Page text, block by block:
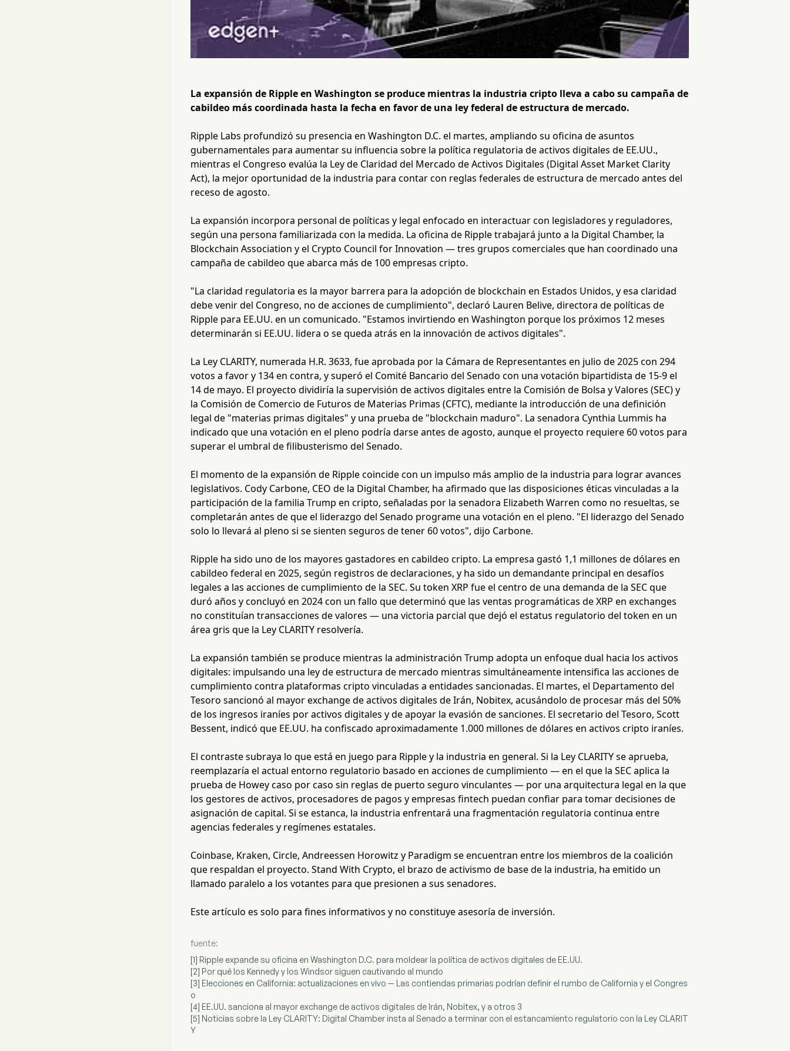
La expansión de Ripple en Washington se produce mientras la industria cripto lleva a cabo su campaña de
cabildeo más coordinada hasta la fecha en favor de una ley federal de estructura de mercado.
Ripple Labs profundizó su presencia en Washington D.C. el martes, ampliando su oficina de asuntos
gubernamentales para aumentar su influencia sobre la política regulatoria de activos digitales de EE.UU.,
mientras el Congreso evalúa la Ley de Claridad del Mercado de Activos Digitales (Digital Asset Market Clarity
Act), la mejor oportunidad de la industria para contar con reglas federales de estructura de mercado antes del
receso de agosto.
La expansión incorpora personal de políticas y legal enfocado en interactuar con legisladores y reguladores,
según una persona familiarizada con la medida. La oficina de Ripple trabajará junto a la Digital Chamber, la
Blockchain Association y el Crypto Council for Innovation — tres grupos comerciales que han coordinado una
campaña de cabildeo que abarca más de 100 empresas cripto.
"La claridad regulatoria es la mayor barrera para la adopción de blockchain en Estados Unidos, y esa claridad
debe venir del Congreso, no de acciones de cumplimiento", declaró Lauren Belive, directora de políticas de
Ripple para EE.UU. en un comunicado. "Estamos invirtiendo en Washington porque los próximos 12 meses
determinarán si EE.UU. lidera o se queda atrás en la innovación de activos digitales".
La Ley CLARITY, numerada H.R. 3633, fue aprobada por la Cámara de Representantes en julio de 2025 con 294
votos a favor y 134 en contra, y superó el Comité Bancario del Senado con una votación bipartidista de 15-9 el
14 de mayo. El proyecto dividiría la supervisión de activos digitales entre la Comisión de Bolsa y Valores (SEC) y
la Comisión de Comercio de Futuros de Materias Primas (CFTC), mediante la introducción de una definición
legal de "materias primas digitales" y una prueba de "blockchain maduro". La senadora Cynthia Lummis ha
indicado que una votación en el pleno podría darse antes de agosto, aunque el proyecto requiere 60 votos para
superar el umbral de filibusterismo del Senado.
El momento de la expansión de Ripple coincide con un impulso más amplio de la industria para lograr avances
legislativos. Cody Carbone, CEO de la Digital Chamber, ha afirmado que las disposiciones éticas vinculadas a la
participación de la familia Trump en cripto, señaladas por la senadora Elizabeth Warren como no resueltas, se
completarán antes de que el liderazgo del Senado programe una votación en el pleno. "El liderazgo del Senado
solo lo llevará al pleno si se sienten seguros de tener 60 votos", dijo Carbone.
Ripple ha sido uno de los mayores gastadores en cabildeo cripto. La empresa gastó 1,1 millones de dólares en
cabildeo federal en 2025, según registros de declaraciones, y ha sido un demandante principal en desafíos
legales a las acciones de cumplimiento de la SEC. Su token XRP fue el centro de una demanda de la SEC que
duró años y concluyó en 2024 con un fallo que determinó que las ventas programáticas de XRP en exchanges
no constituían transacciones de valores — una victoria parcial que dejó el estatus regulatorio del token en un
área gris que la Ley CLARITY resolvería.
La expansión también se produce mientras la administración Trump adopta un enfoque dual hacia los activos
digitales: impulsando una ley de estructura de mercado mientras simultáneamente intensifica las acciones de
cumplimiento contra plataformas cripto vinculadas a entidades sancionadas. El martes, el Departamento del
Tesoro sancionó al mayor exchange de activos digitales de Irán, Nobitex, acusándolo de procesar más del 50%
de los ingresos iraníes por activos digitales y de apoyar la evasión de sanciones. El secretario del Tesoro, Scott
Bessent, indicó que EE.UU. ha confiscado aproximadamente 1.000 millones de dólares en activos cripto iraníes.
El contraste subraya lo que está en juego para Ripple y la industria en general. Si la Ley CLARITY se aprueba,
reemplazaría el actual entorno regulatorio basado en acciones de cumplimiento — en el que la SEC aplica la
prueba de Howey caso por caso sin reglas de puerto seguro vinculantes — por una arquitectura legal en la que
los gestores de activos, procesadores de pagos y empresas fintech puedan confiar para tomar decisiones de
asignación de capital. Si se estanca, la industria enfrentará una fragmentación regulatoria continua entre
agencias federales y regímenes estatales.
Coinbase, Kraken, Circle, Andreessen Horowitz y Paradigm se encuentran entre los miembros de la coalición
que respaldan el proyecto. Stand With Crypto, el brazo de activismo de base de la industria, ha emitido un
llamado paralelo a los votantes para que presionen a sus senadores.
Este artículo es solo para fines informativos y no constituye asesoría de inversión.
fuente:
[1] Ripple expande su oficina en Washington D.C. para moldear la política de activos digitales de EE.UU.
[2] Por qué los Kennedy y los Windsor siguen cautivando al mundo
[3] Elecciones en California: actualizaciones en vivo — Las contiendas primarias podrían definir el rumbo de California y el Congres
o
[4] EE.UU. sanciona al mayor exchange de activos digitales de Irán, Nobitex, y a otros 3
[5] Noticias sobre la Ley CLARITY: Digital Chamber insta al Senado a terminar con el estancamiento regulatorio con la Ley CLARIT
Y